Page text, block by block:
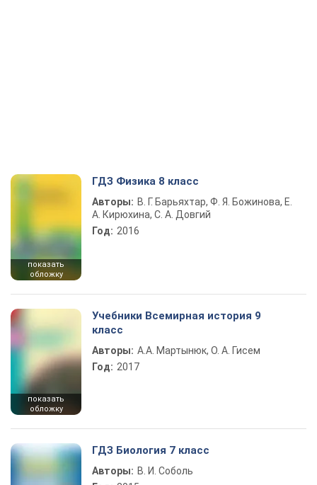
показать
обложку
ГДЗ Физика 8 класс
Авторы: В. Г. Барьяхтар, Ф. Я. Божинова, Е.
А. Кирюхина, С. А. Довгий
Год: 2016
показать
обложку
Учебники Всемирная история 9
класс
Авторы: А.А. Мартынюк, О. А. Гисем
Год: 2017
ГДЗ Биология 7 класс
Авторы: В. И. Соболь